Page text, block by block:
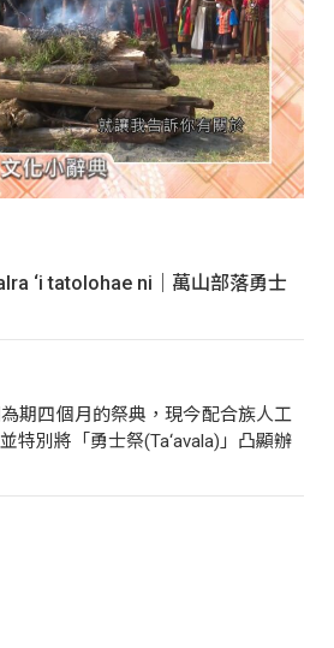
‘i tatolohae ni｜萬山部落勇士
期四個月的祭典，現今配合族人工
特別將「勇士祭(Ta‘avala)」凸顯辦